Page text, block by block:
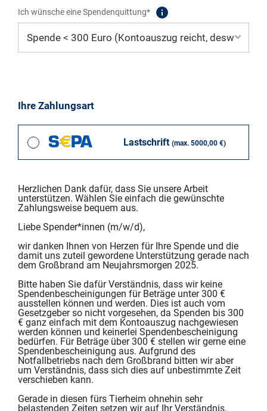
Ich wünsche eine Spendenquittung*
Ihre Zahlungsart
Lastschrift (max. 5000,00 €)
Herzlichen Dank dafür, dass Sie unsere Arbeit
unterstützen. Wählen Sie einfach die gewünschte
Zahlungsweise bequem aus.
Liebe Spender*innen (m/w/d),
wir danken Ihnen von Herzen für Ihre Spende und die
damit uns zuteil gewordene Unterstützung gerade nach
dem Großbrand am Neujahrsmorgen 2025.
Bitte haben Sie dafür Verständnis, dass wir keine
Spendenbescheinigungen für Beträge unter 300 €
ausstellen können und werden. Dies ist auch vom
Gesetzgeber so nicht vorgesehen, da Spenden bis 300
€ ganz einfach mit dem Kontoauszug nachgewiesen
werden können und keinerlei Spendenbescheinigung
bedürfen. Für Beträge über 300 € stellen wir gerne eine
Spendenbescheinigung aus. Aufgrund des
Notfallbetriebs nach dem Großbrand bitten wir aber
um Verständnis, dass sich dies auf unbestimmte Zeit
verschieben kann.
Gerade in diesen fürs Tierheim ohnehin sehr
belastenden Zeiten setzen wir auf Ihr Verständnis.